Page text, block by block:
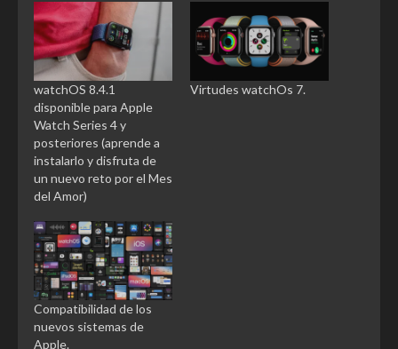
watchOS 8.4.1
disponible para Apple
Watch Series 4 y
posteriores (aprende a
instalarlo y disfruta de
un nuevo reto por el Mes
del Amor)
Virtudes watchOs 7.
Compatibilidad de los
nuevos sistemas de
Apple.